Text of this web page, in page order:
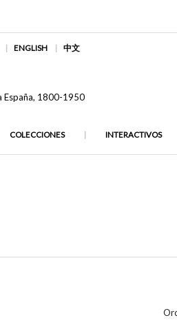
ENGLISH 中文
COLECCIONES INTERACTIVOS